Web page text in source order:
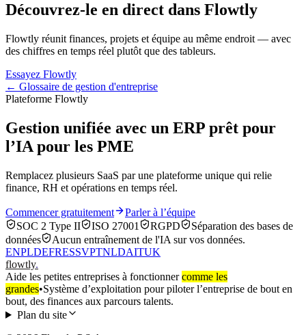
Découvrez-le en direct dans Flowtly
Flowtly réunit finances, projets et équipe au même endroit — avec
des chiffres en temps réel plutôt que des tableurs.
Essayez Flowtly
← Glossaire de gestion d'entreprise
Plateforme Flowtly
Gestion unifiée avec un ERP prêt pour
l’IA pour les PME
Remplacez plusieurs SaaS par une plateforme unique qui relie
finance, RH et opérations en temps réel.
Commencer gratuitement
Parler à l’équipe
SOC 2 Type II
ISO 27001 RGPD
Séparation des bases de
données
Aucun entraînement de l'IA sur vos données.
ENPLDEFRESSVPTNLDAITUK
flowtly.
Aide les petites entreprises à fonctionnercomme les
grandes•Système d’exploitation pour piloter l’entreprise de bout en
bout, des finances aux parcours talents.
Plan du site